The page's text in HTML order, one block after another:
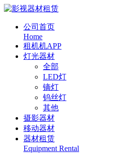
公司首页
Home
租机机APP
灯光器材
全部
LED灯
镝灯
钨丝灯
其他
摄影器材
移动器材
器材租赁
Equipment Rental